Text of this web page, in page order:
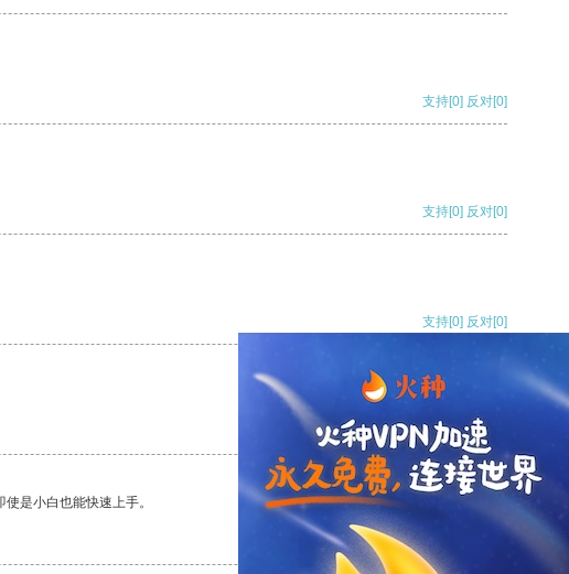
支持[0] 反对[0]
支持[0] 反对[0]
支持[0] 反对[0]
支持[0] 反对
是小白也能快速上手。
支持